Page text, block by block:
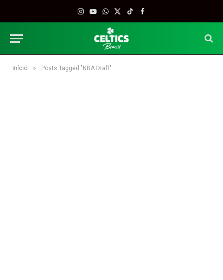
Instagram
YouTube
WhatsApp
X
TikTokFacebook
Início » Posts Tagged "NBA Draft"